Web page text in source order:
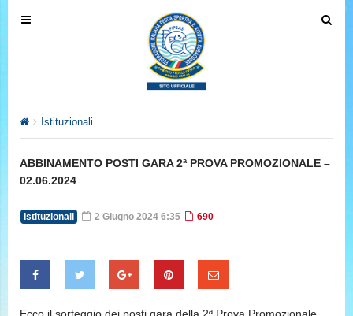
T
v
g
a
T
Istituzionali
ABBINAMENTO POSTI GARA 2ª PROVA PROMOZIONALE –
02.06.2024
Istituzionali 2 Giugno 2024 6:35 690